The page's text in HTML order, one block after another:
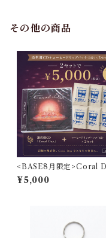
その他の商品
<BASE8月限定>Coral
(通常盤)コーヒーセット
¥5,000